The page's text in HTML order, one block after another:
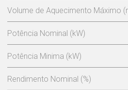
Volume de Aquecimento Máximo
Potência Nominal (kW)
Potência Minima (kW)
Rendimento Nominal (%)